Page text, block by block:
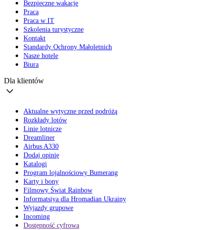
Bezpieczne wakacje
Praca
Praca w IT
Szkolenia turystyczne
Kontakt
Standardy Ochrony Małoletnich
Nasze hotele
Biura
Dla klientów
Aktualne wytyczne przed podróżą
Rozkłady lotów
Linie lotnicze
Dreamliner
Airbus A330
Dodaj opinię
Katalogi
Program lojalnościowy Bumerang
Karty i bony
Filmowy Świat Rainbow
Informatsiya dla Hromadian Ukrainy
Wyjazdy grupowe
Incoming
Dostępność cyfrowa